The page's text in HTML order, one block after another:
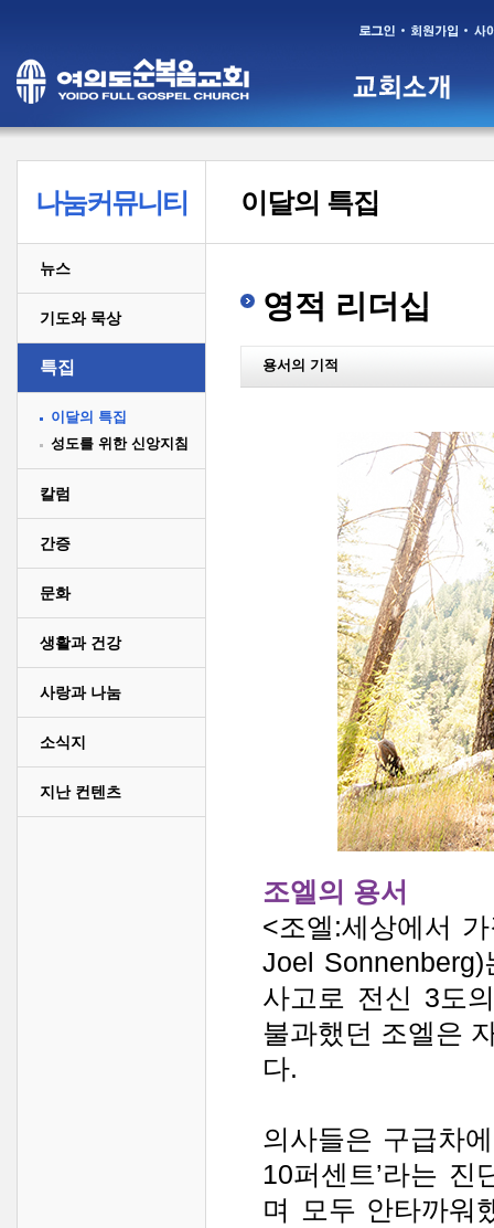
나눔커뮤니티
뉴스
기도와 묵상
특집
이달의 특집
성도를 위한 신앙지침
칼럼
간증
문화
생활과 건강
사랑과 나눔
소식지
지난 컨텐츠
이달의 특집
영적 리더십
용서의 기적
조엘의 용서
<조엘:세상에서
Joel
사고로 전신 3도
불과했던 조엘은
다.
의사들은 구급차
10퍼센트’라는
며 모두 안타까워